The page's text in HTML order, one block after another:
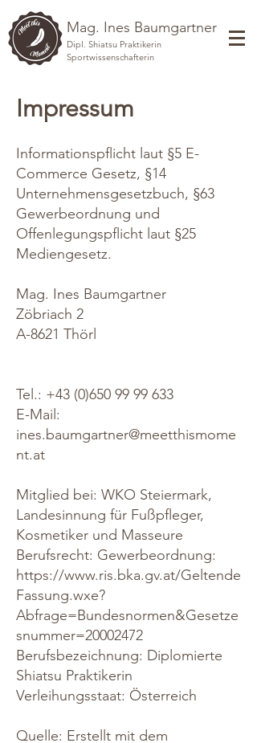
Mag. Ines Baumgartner
Dipl. Shiatsu Praktikerin
Sportwissenschafterin
Impressum
Informationspflicht laut §5 E-
Commerce Gesetz, §14
Unternehmensgesetzbuch, §63
Gewerbeordnung und
Offenlegungspflicht laut §25
Mediengesetz.
Mag. Ines Baumgartner
Zöbriach 2
A-8621 Thörl
Tel.: +43 (0)650 99 99 633
E-Mail:
ines.baumgartner@meetthismome
nt.at
Mitglied bei: WKO Steiermark,
Landesinnung für Fußpfleger,
Kosmetiker und Masseure
Berufsrecht: Gewerbeordnung:
https://www.ris.bka.gv.at/Geltende
Fassung.wxe?
Abfrage=Bundesnormen&Gesetze
snummer=20002472
Berufsbezeichnung: Diplomierte
Shiatsu Praktikerin
Verleihungsstaat: Österreich
Quelle: Erstellt mit dem